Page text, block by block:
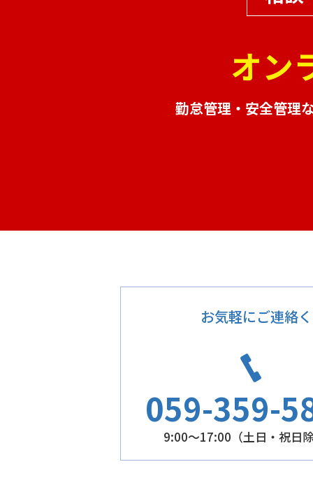
オン
勤怠管理・安全管理
お気軽にご連絡
059-359-
9:00～17:00（土日・祝日